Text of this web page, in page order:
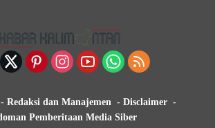
Redaksi dan Manajemen
Disclaimer
Pemberitaan Media Siber